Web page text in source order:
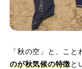
「秋の空」と、こ
のが秋気候の特徴と